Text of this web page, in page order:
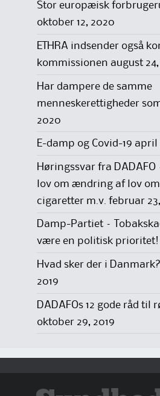
Stor europæisk
oktober 12, 2020
ETHRA indsender også
kommissionen august
Har dampere de samme
menneskerettigheder
2020
E-damp og Covid-19 april
Høringssvar fra DADAFO
lov om ændring af lov
cigaretter m.v. februar
Damp-Partiet –
være en politisk prioritet!
Hvad sker der i Danmark?
2019
DADAFOs 12 gode råd til
oktober 29, 2019